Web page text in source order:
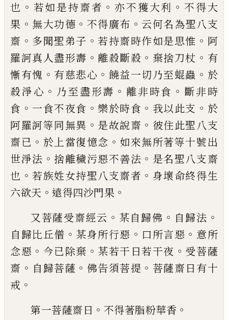
也 。 若如是持齋者 。亦不獲大利 。 不得大
果 。 無大功德 。 不得廣布 。 云何名為聖八支
齋 。 多聞聖弟子 。若持齋時作如是思惟 。 阿
羅訶真人盡形壽 。 離殺斷殺 。 棄捨刀杖 。 有
慚有愧 。 有慈悲心 。 饒益一切乃至蜫蟲 。 於
殺淨心 。 乃至盡形壽 。 離非時食 。 斷非時
食 。 一食不夜食 。 樂於時食 。 我以此支 。 於
阿羅訶等同無異 。 是故說齋 。 彼住此聖八支
齋已 。 於上當復憶念 。 如來無所著等十號出
世淨法 。 捨離穢污惡不善法 。 是名聖八支齋
也 。若族姓女持聖八支齋者 。 身壞命終得生
六欲天 。 遠得四沙門果 。
又菩薩受齋經云 。 某自歸佛 。 自歸法 。
自歸比丘僧 。 某身所行惡 。 口所言惡 。 意所
念惡 。 今已除棄 。 某若干日若干夜 。 受菩薩
齋 。 自歸菩薩 。 佛告須菩提 。 菩薩齋日有十
戒 。
第一菩薩齋日 。 不得著脂粉華香 。